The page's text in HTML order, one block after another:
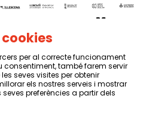
de privacitat | Contactar
per al correcte funcionament
consentiment, també farem servir
seves visites per obtenir
els nostres serveis i mostrar
preferències a partir dels